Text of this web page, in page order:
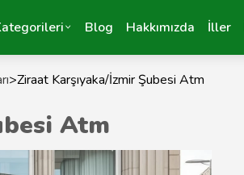
Blog Hakkımızda İller
>Ziraat Karşıyaka/İzmir Şubesi Atm
Atm